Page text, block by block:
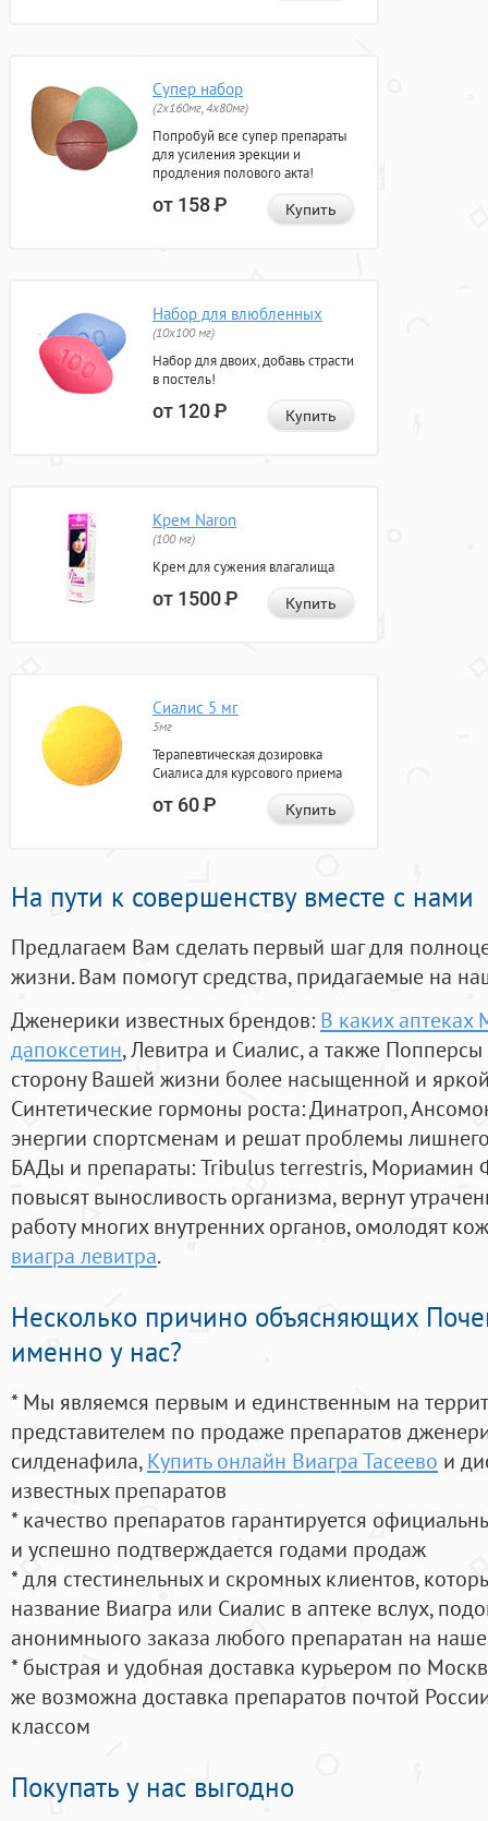
Супер набор
(2х160мг, 4х80мг)
Попробуй все супер препараты
для усиления эрекции и
продления полового акта!
от 158Р Купить
Набор для влюбленных
(10х100 мг)
Набор для двоих, добавь страсти
в постель!
от 120Р Купить
Крем Naron
(100 мг)
Крем для сужения влагалища
от 1500Р Купить
Сиалис 5 мг
5мг
Терапевтическая дозировка
Сиалиса для курсового приема
от 60Р Купить
На пути к совершенству вместе с нами
Предлагаем Вам сделать первый шаг для
жизни. Вам помогут средства, придагаемые на
Дженерики известных брендов: В каких
дапоксетин, Левитра и Сиалис, а также
сторону Вашей жизни более насыщенной и
Синтетические гормоны роста: Динатроп,
энергии спортсменам и решат проблемы
БАДы и препараты:Tribulus terrestris, Мориамин
повысят выносливость организма, вернут
работу многих внутренних органов, омолодят
виагра левитра.
Несколько причино объясняющих
именно у нас?
* Мы являемся первым и единственным на
представителем по продаже препаратов
силденафила, Купить онлайн Виагра Тасеево и
известных препаратов
* качество препаратов гарантируется
и успешно подтверждается годами продаж
* для стестинельных и скромных клиентов,
название Виагра или Сиалис в аптеке вслух,
анонимныого заказа любого препаратан на
* быстрая и удобная доставка курьером по
же возможна доставка препаратов почтой
классом
Покупать у нас выгодно